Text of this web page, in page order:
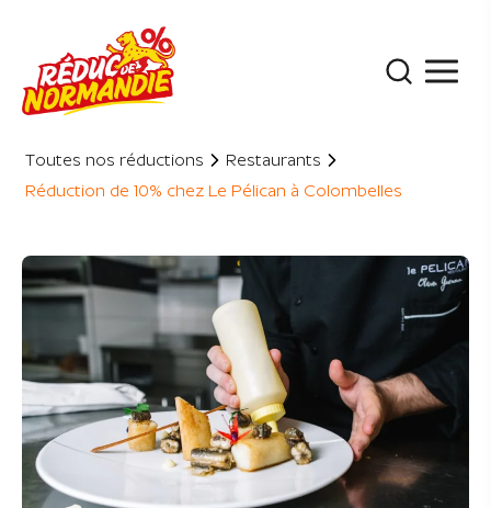
Toutes nos réductions
Restaurants
Réduction de 10% chez Le Pélican à Colombelles